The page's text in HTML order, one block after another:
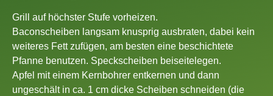
Grill auf höchster Stufe vorheizen.
Baconscheiben langsam knusprig ausbraten, dabei kein
weiteres Fett zufügen, am besten eine beschichtete
Pfanne benutzen. Speckscheiben beiseitelegen.
Apfel mit einem Kernbohrer entkernen und dann
ungeschält in ca. 1 cm dicke Scheiben schneiden (die